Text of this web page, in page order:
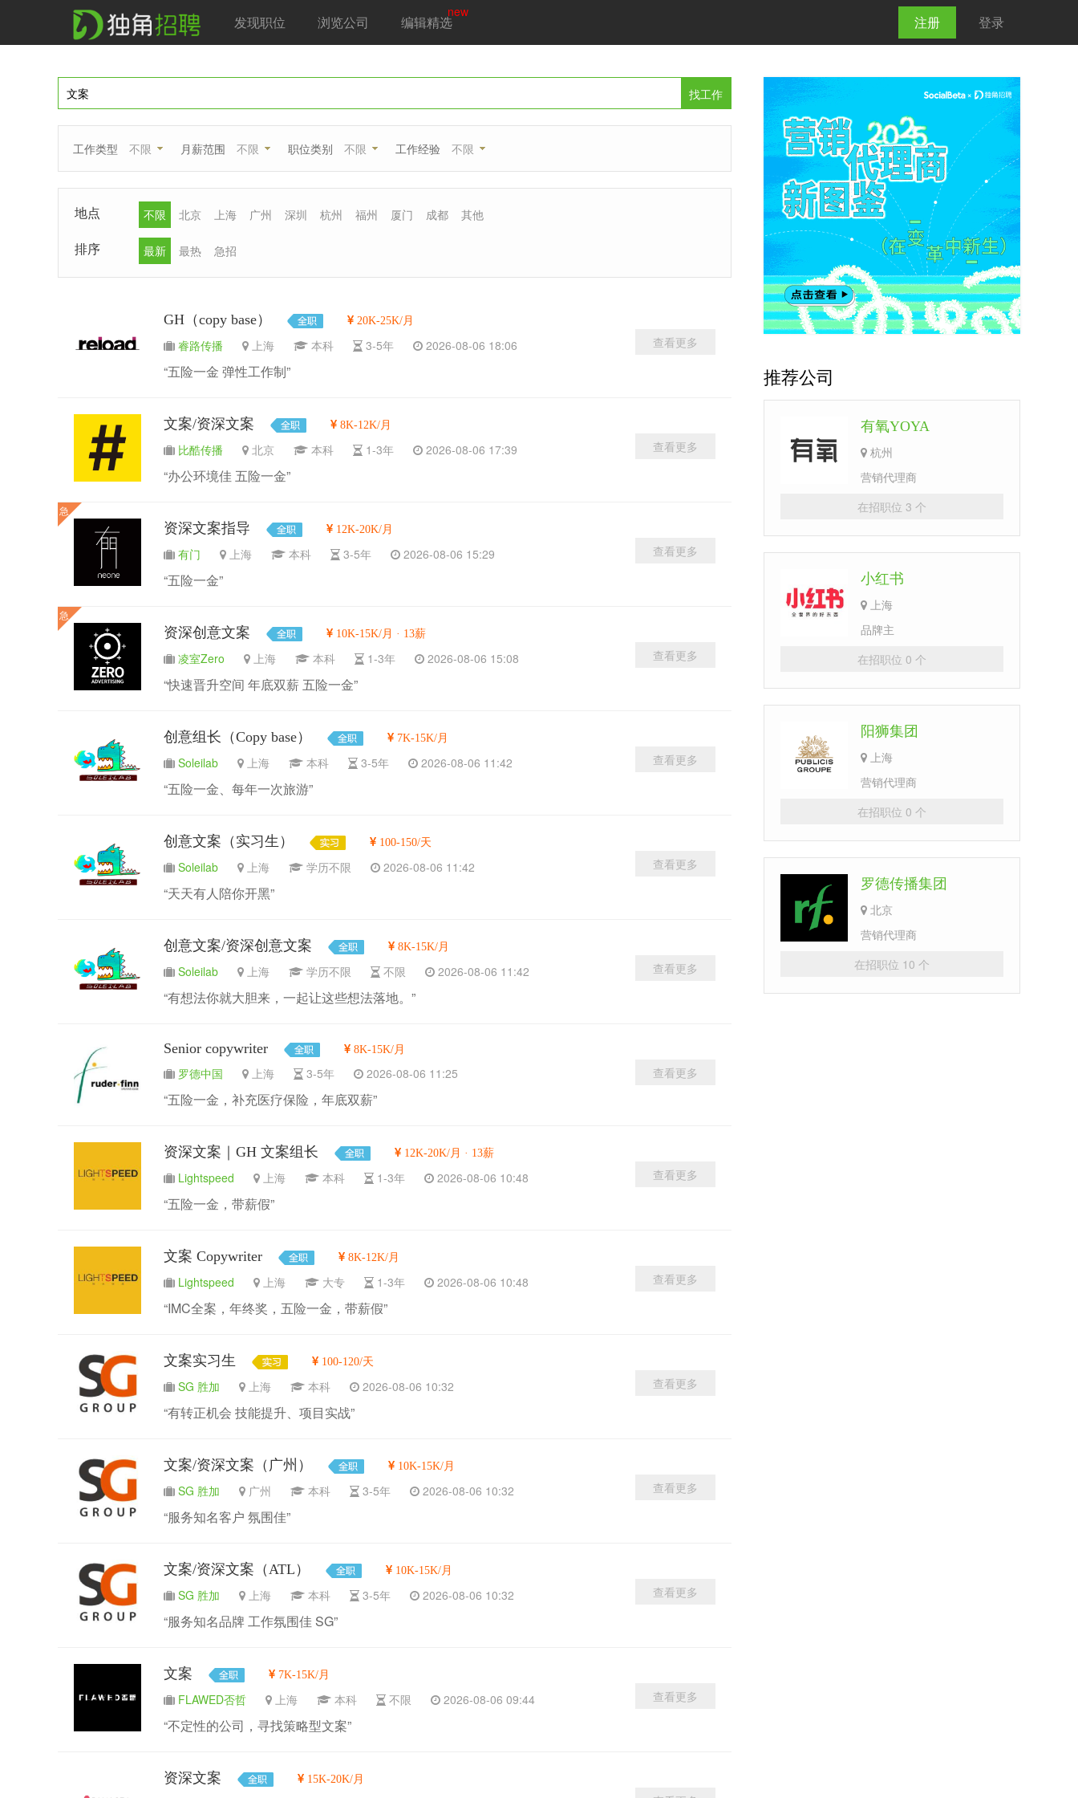
发现职位 浏览公司 编辑精选
new
注册 登录
找工作
工作类型 不限 月薪范围 不限 职位类别 不限 工作经验 不限
地点 不限 北京 上海 广州 深圳 杭州 福州 厦门 成都 其他
排序 最新 最热 急招
查看更多
GH（copy base） 20K-25K/月
睿路传播 上海 本科 3-5年 2026-08-06 18:06
“五险一金 弹性工作制”
查看更多
文案/资深文案 8K-12K/月
比酷传播 北京 本科 1-3年 2026-08-06 17:39
“办公环境佳 五险一金”
急
查看更多
资深文案指导 12K-20K/月
有门 上海 本科 3-5年 2026-08-06 15:29
“五险一金”
急
查看更多
资深创意文案 10K-15K/月 · 13薪
凌室Zero 上海 本科 1-3年 2026-08-06 15:08
“快速晋升空间 年底双薪 五险一金”
查看更多
创意组长（Copy base） 7K-15K/月
Soleilab 上海 本科 3-5年 2026-08-06 11:42
“五险一金、每年一次旅游”
查看更多
创意文案（实习生） 100-150/天
Soleilab 上海 学历不限 2026-08-06 11:42
“天天有人陪你开黑”
查看更多
创意文案/资深创意文案 8K-15K/月
Soleilab 上海 学历不限 不限 2026-08-06 11:42
“有想法你就大胆来，一起让这些想法落地。”
查看更多
Senior copywriter 8K-15K/月
罗德中国 上海 3-5年 2026-08-06 11:25
“五险一金，补充医疗保险，年底双薪”
查看更多
资深文案｜GH 文案组长 12K-20K/月 · 13薪
Lightspeed 上海 本科 1-3年 2026-08-06 10:48
“五险一金，带薪假”
查看更多
文案 Copywriter 8K-12K/月
Lightspeed 上海 大专 1-3年 2026-08-06 10:48
“IMC全案，年终奖，五险一金，带薪假”
查看更多
文案实习生 100-120/天
SG 胜加 上海 本科 2026-08-06 10:32
“有转正机会 技能提升、项目实战”
查看更多
文案/资深文案（广州） 10K-15K/月
SG 胜加 广州 本科 3-5年 2026-08-06 10:32
“服务知名客户 氛围佳”
查看更多
文案/资深文案（ATL） 10K-15K/月
SG 胜加 上海 本科 3-5年 2026-08-06 10:32
“服务知名品牌 工作氛围佳 SG”
查看更多
文案 7K-15K/月
FLAWED否哲 上海 本科 不限 2026-08-06 09:44
“不定性的公司，寻找策略型文案”
资深文案 15K-20K/月
推荐公司
有氧YOYA
杭州
营销代理商
在招职位 3 个
小红书
上海
品牌主
在招职位 0 个
阳狮集团
上海
营销代理商
在招职位 0 个
罗德传播集团
北京
营销代理商
在招职位 10 个